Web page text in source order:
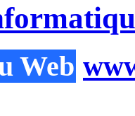
Web